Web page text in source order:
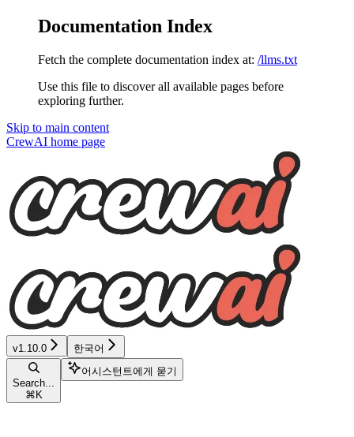
Documentation Index
Fetch the complete documentation index at: /llms.txt
Use this file to discover all available pages before
exploring further.
Skip to main content
CrewAI home page
v1.10.0 한국어
Search...
⌘ K
어시스턴트에게 묻기